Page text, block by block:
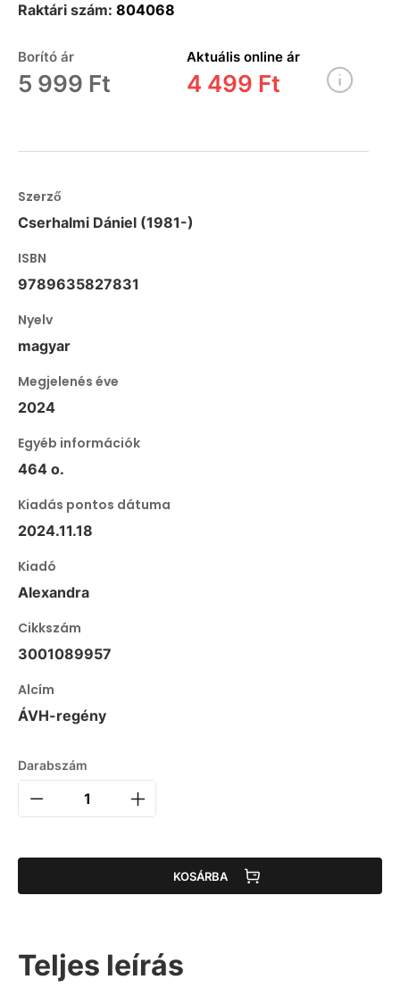
Raktári szám: 804068
Borító ár
5 999 Ft
Aktuális online ár
4 499 Ft
Szerző
Cserhalmi Dániel (1981-)
ISBN
9789635827831
Nyelv
magyar
Megjelenés éve
2024
Egyéb információk
464 o.
Kiadás pontos dátuma
2024.11.18
Kiadó
Alexandra
Cikkszám
3001089957
Alcím
ÁVH-regény
Darabszám
KOSÁRBA
Teljes leírás